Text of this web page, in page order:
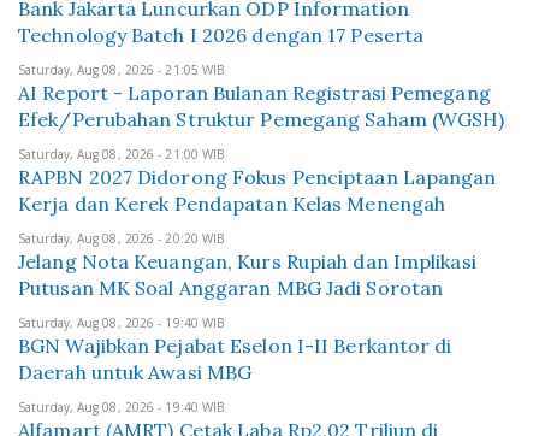
Bank Jakarta Luncurkan ODP Information
Technology Batch I 2026 dengan 17 Peserta
Saturday, Aug 08, 2026 - 21:05 WIB
AI Report - Laporan Bulanan Registrasi Pemegang
Efek/Perubahan Struktur Pemegang Saham (WGSH)
Saturday, Aug 08, 2026 - 21:00 WIB
RAPBN 2027 Didorong Fokus Penciptaan Lapangan
Kerja dan Kerek Pendapatan Kelas Menengah
Saturday, Aug 08, 2026 - 20:20 WIB
Jelang Nota Keuangan, Kurs Rupiah dan Implikasi
Putusan MK Soal Anggaran MBG Jadi Sorotan
Saturday, Aug 08, 2026 - 19:40 WIB
BGN Wajibkan Pejabat Eselon I-II Berkantor di
Daerah untuk Awasi MBG
Saturday, Aug 08, 2026 - 19:40 WIB
Alfamart (AMRT) Cetak Laba Rp2,02 Triliun di